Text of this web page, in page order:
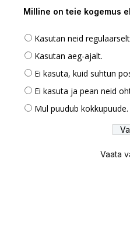
Milline on teie kogemus
Kasutan neid
Kasutan aeg-ajalt.
Ei kasuta, kuid suhtun
Ei kasuta ja pean neid
Mul puudub kokkupuude.
Vaata